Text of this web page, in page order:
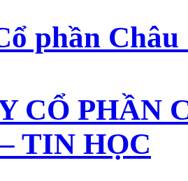
phần Châu
CỔ PHẦN
TIN HỌC